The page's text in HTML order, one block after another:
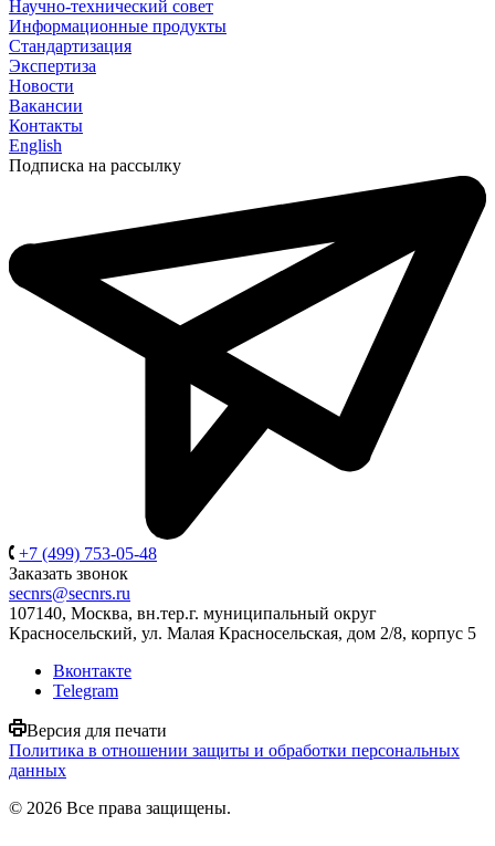
Научно-технический совет
Информационные продукты
Стандартизация
Экспертиза
Новости
Вакансии
Контакты
English
Подписка на рассылку
+7 (499) 753-05-48
Заказать звонок
secnrs@secnrs.ru
107140, Москва, вн.тер.г. муниципальный округ
Красносельский, ул. Малая Красносельская, дом 2/8, корпус 5
Вконтакте
Telegram
Версия для печати
Политика в отношении защиты и обработки персональных
данных
© 2026 Все права защищены.